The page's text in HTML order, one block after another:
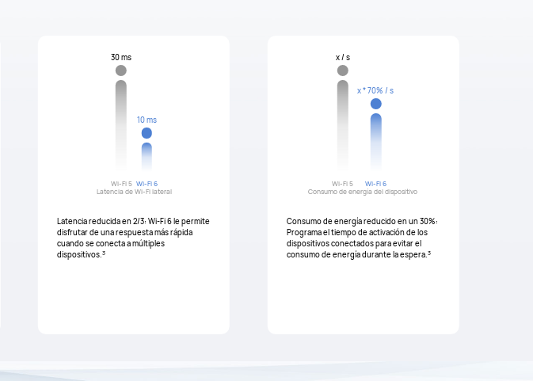
30 ms
Wi-Fi 5
10 ms
Wi-Fi 6
Latencia de Wi-Fi lateral
Latencia reducida en 2/3: Wi-Fi 6 le permite
disfrutar de una respuesta más rápida
cuando se conecta a múltiples
dispositivos.3
x / s
Wi-Fi 5
x * 70% / s
Wi-Fi 6
Consumo de energía del dispositivo
Consumo de energía reducido en un 30%:
Programa el tiempo de activación de los
dispositivos conectados para evitar el
consumo de energía durante la espera.3